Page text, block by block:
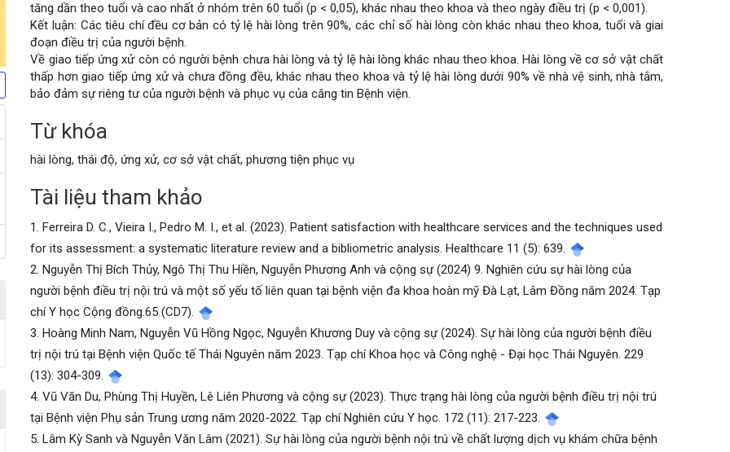
tăng dần theo tuổi và cao nhất ở nhóm trên 60 tuổi (p < 0,05), khác nhau theo khoa và theo ngày điều trị (p < 0,001).
Kết luận: Các tiêu chí đều cơ bản có tỷ lệ hài lòng trên 90%, các chỉ số hài lòng còn khác nhau theo khoa, tuổi và giai
đoạn điều trị của người bệnh.
Về giao tiếp ứng xử còn có người bệnh chưa hài lòng và tỷ lệ hài lòng khác nhau theo khoa. Hài lòng về cơ sở vật chất
thấp hơn giao tiếp ứng xử và chưa đồng đều, khác nhau theo khoa và tỷ lệ hài lòng dưới 90% về nhà vệ sinh, nhà tắm,
bảo đảm sự riêng tư của người bệnh và phục vụ của căng tin Bệnh viện.
Chi
tiết
bài
viết
Từ khóa
hài lòng, thái độ, ứng xử, cơ sở vật chất, phương tiện phục vụ
Tài liệu tham khảo
1. Ferreira D. C., Vieira I., Pedro M. I., et al. (2023). Patient satisfaction with healthcare services and the techniques used
for its assessment: a systematic literature review and a bibliometric analysis. Healthcare 11 (5): 639.
2. Nguyễn Thị Bích Thủy, Ngô Thị Thu Hiền, Nguyễn Phương Anh và cộng sự (2024) 9. Nghiên cứu sự hài lòng của
người bệnh điều trị nội trú và một số yếu tố liên quan tại bệnh viện đa khoa hoàn mỹ Đà Lạt, Lâm Đồng năm 2024. Tạp
chí Y học Cộng đồng.65 (CD7).
3. Hoàng Minh Nam, Nguyễn Vũ Hồng Ngọc, Nguyễn Khương Duy và cộng sự (2024). Sự hài lòng của người bệnh điều
trị nội trú tại Bệnh viện Quốc tế Thái Nguyên năm 2023. Tạp chí Khoa học và Công nghệ - Đại học Thái Nguyên. 229
(13): 304-309.
4. Vũ Văn Du, Phùng Thị Huyền, Lê Liên Phương và cộng sự (2023). Thực trạng hài lòng của người bệnh điều trị nội trú
tại Bệnh viện Phụ sản Trung ương năm 2020-2022. Tạp chí Nghiên cứu Y học. 172 (11): 217-223.
5. Lâm Kỳ Sanh và Nguyễn Văn Lâm (2021). Sự hài lòng của người bệnh nội trú về chất lượng dịch vụ khám chữa bệnh